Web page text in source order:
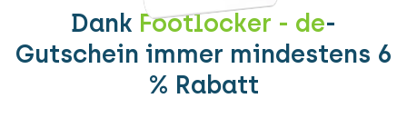
Dank Footlocker - de-
Gutschein immer mindestens 6
% Rabatt